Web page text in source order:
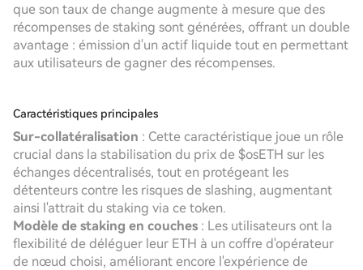
que son taux de change augmente à mesure que des
récompenses de staking sont générées, offrant un double
avantage : émission d'un actif liquide tout en permettant
aux utilisateurs de gagner des récompenses.
Caractéristiques principales
Sur-collatéralisation : Cette caractéristique joue un rôle
crucial dans la stabilisation du prix de $osETH sur les
échanges décentralisés, tout en protégeant les
détenteurs contre les risques de slashing, augmentant
ainsi l'attrait du staking via ce token.
Modèle de staking en couches : Les utilisateurs ont la
flexibilité de déléguer leur ETH à un coffre d'opérateur
de nœud choisi, améliorant encore l'expérience de